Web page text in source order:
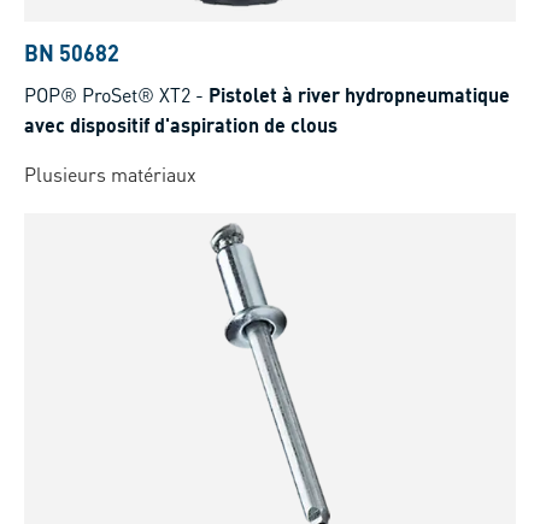
BN 50682
POP® ProSet® XT2 - Pistolet à river hydropneumatique
avec dispositif d'aspiration de clous
Plusieurs matériaux